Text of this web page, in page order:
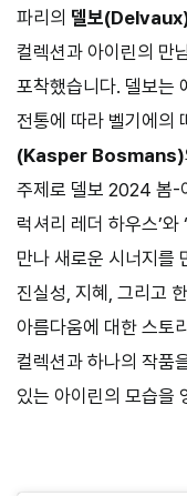
파리의 델보
컬렉션과 아이린의 만
포착했습니다. 델보는
전통에 따라 벨기에의
(Kasper Bosmans)
주제로 델보 2024 봄-
럭셔리 레더 하우스’와
만나 새로운 시너지를
진실성, 지혜, 그리고
아름다움에 대한 스토
컬렉션과 하나의 작품
있는 아이린의 모습을